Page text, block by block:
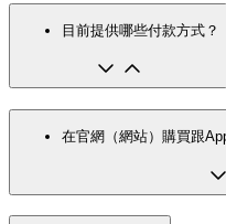
目前提供哪些付款方式？
在官網（網站）購買跟